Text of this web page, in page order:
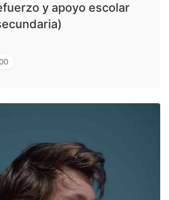
y apoyo escolar